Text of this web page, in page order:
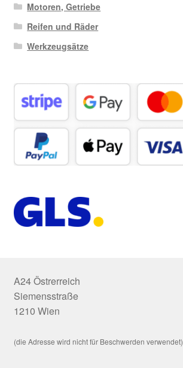
Motoren, Getriebe
Reifen und Räder
Werkzeugsätze
A24 Östrerreich
Siemensstraße
1210 Wien
(die Adresse wird nicht für Beschwerden verwendet)